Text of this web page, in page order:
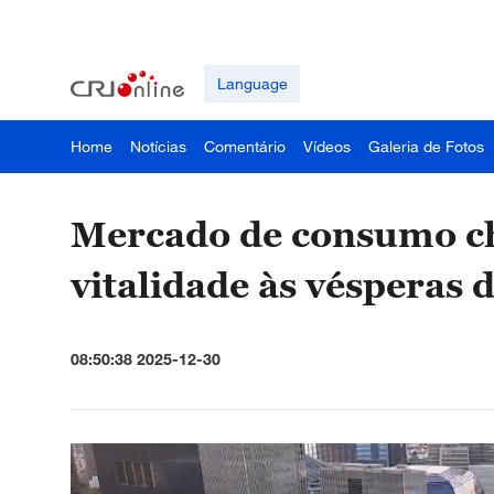
Language
Home Notícias Comentário Vídeos Galeria de Fotos
Mercado de consumo
vitalidade às vésperas
08:50:38 2025-12-30